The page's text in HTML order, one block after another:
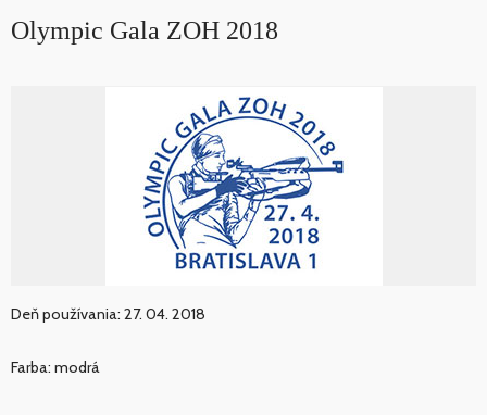
Olympic Gala ZOH 2018
Deň používania: 27. 04. 2018
Farba: modrá